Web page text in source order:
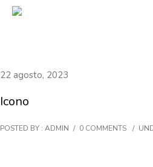
22 agosto, 2023
Icono
POSTED BY : ADMIN / 0 COMMENTS /